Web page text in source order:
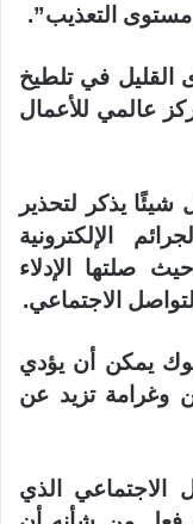
مستوى التعذيب”.
القليل في تلطيخ
عالمي للأعمال
شيئًا يذكر لتحذير
الإلكترونية
صلتها الإدلاء
الاجتماعي.
يمكن أن يؤدي
وغرامة تزيد عن
الاجتماعي الذي